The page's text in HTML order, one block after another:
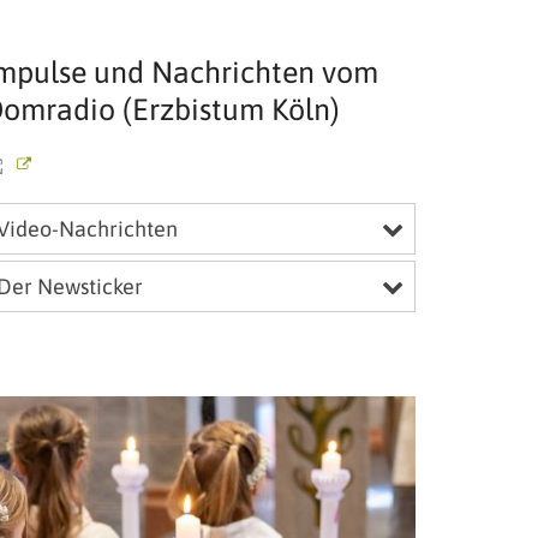
und Nachrichten vom
(Erzbistum Köln)
Nachrichten
Newsticker